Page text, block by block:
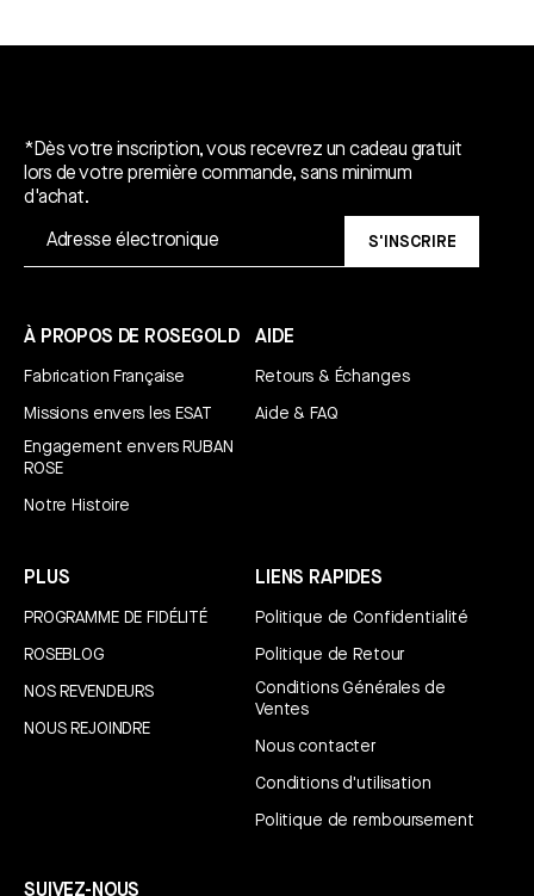
*Dès votre inscription, vous recevrez un cadeau gratuit
lors de votre première commande, sans minimum
d'achat.
S'INSCRIRE
À PROPOS DE ROSEGOLD
Fabrication Française
Missions envers les ESAT
Engagement envers RUBAN
ROSE
Notre Histoire
AIDE
Retours & Échanges
Aide & FAQ
PLUS
PROGRAMME DE FIDÉLITÉ
ROSEBLOG
NOS REVENDEURS
NOUS REJOINDRE
LIENS RAPIDES
Politique de Confidentialité
Politique de Retour
Conditions Générales de
Ventes
Nous contacter
Conditions d'utilisation
Politique de remboursement
SUIVEZ-NOUS